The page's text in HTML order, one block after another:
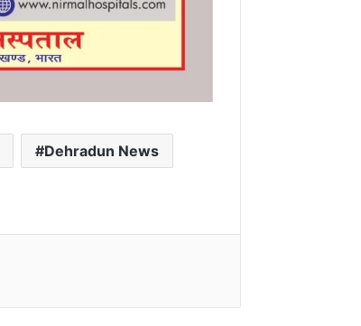
Dehradun News